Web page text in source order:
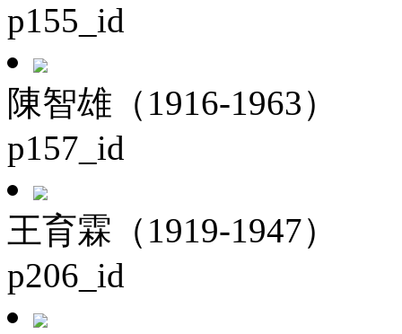
p155_id
陳智雄（1916-1963）
p157_id
王育霖（1919-1947）
p206_id